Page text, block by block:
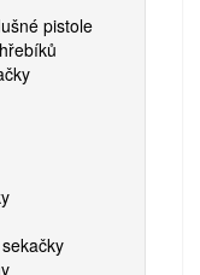
pistole